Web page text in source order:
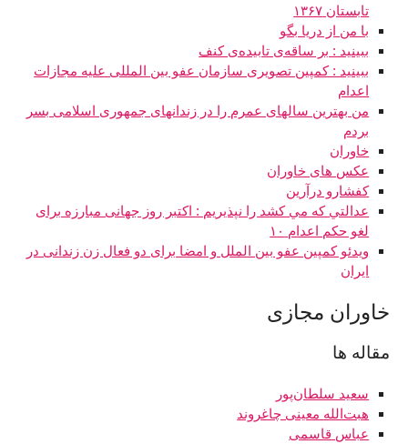
تابستان ۱۳۶۷
با من از دریا بگو
ببینید : بر ساقه‌ی تابیده‌ی کنف
ببینید : کمپین تصویری سازمان عفو بین المللی علیه مجازات
اعدام
من بهترین سالهای عمرم را در زندانهای جمهوری اسلامی بسر
بردم
خاوران
عکس های خاوران
کفشارو درآرین
عدالتي که مي کشد را نپذيريم : اکتبر روز جهانی مبارزه برای
لغو حکم اعدام ١٠
ویدئو کمپين عفو بين الملل و امضا برای دو فعال زن زندانی در
ایران
خاوران مجازی
مقاله ها
سعید سلطان‌پور
هبت‌ الله معینی چاغروند
عباس قاسمی‌